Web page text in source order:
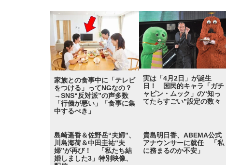
家族との食事中に「テレビ
をつける」ってNGなの？
→SNS“反対派”の声多数
「行儀が悪い」「食事に集
中するべき」
実は「4月2日」が誕生
日！ 国民的キャラ「ガチ
ャピン・ムック」の“知っ
てたらすごい”設定の数々
島崎遥香＆佐野岳“夫婦”、
川島海荷＆中田圭祐“夫
婦”が再び！ 「私たち結
婚しました3」特別映像、
貴島明日香、ABEMA公式
アナウンサーに就任 「私
に務まるのか不安」